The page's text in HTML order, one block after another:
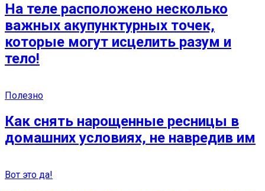
На теле расположено несколько
важных акупунктурных точек,
которые могут исцелить разум и
тело!
Полезно
Как снять нарощенные ресницы в
домашних условиях, не навредив им
Вот это да!